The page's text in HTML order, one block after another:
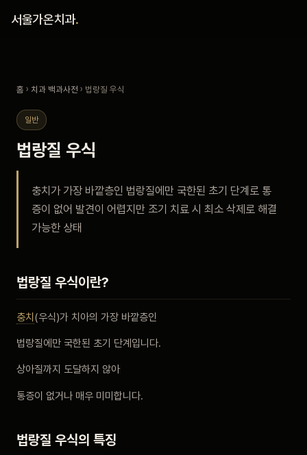
서울가온치과.
진료 안내
안내
블로그
비포 애프터
공지사항
치과 백과사전
자주 묻는 질문
홈 › 치과 백과사전 › 법랑질 우식
일반
법랑질 우식
충치가 가장 바깥층인 법랑질에만 국한된 초기 단계로 통
증이 없어 발견이 어렵지만 조기 치료 시 최소 삭제로 해결
가능한 상태
법랑질 우식이란?
충치 (우식)가 치아의 가장 바깥층인
법랑질에만 국한된 초기 단계입니다.
상아질까지 도달하지 않아
통증이 없거나 매우 미미합니다.
법랑질 우식의 특징